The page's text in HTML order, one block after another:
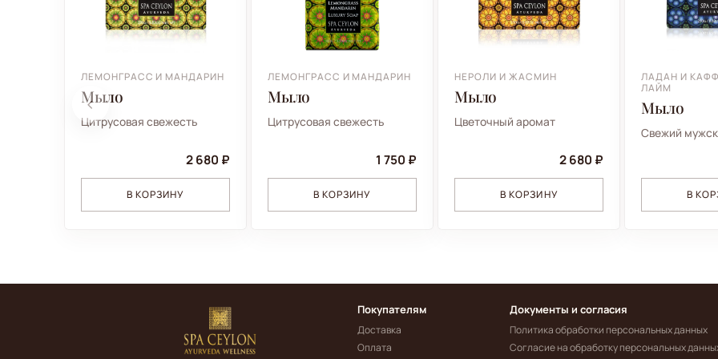
ЛЕМОНГРАСС И МАНДАРИН
Мыло
Цитрусовая свежесть
2 680 ₽
В КОРЗИНУ
ЛЕМОНГРАСС И МАНДАРИН
Мыло
Цитрусовая свежесть
1 750 ₽
В КОРЗИНУ
НЕРОЛИ И ЖАСМИН
Мыло
Цветочный аромат
2 680 ₽
В КОРЗИНУ
ЛАДАН И
ЛАЙМ
Мыло
Свежий
В
Покупателям
Доставка
Оплата
Документы и согласия
Политика обработки персональных данных
Согласие на обработку персональных